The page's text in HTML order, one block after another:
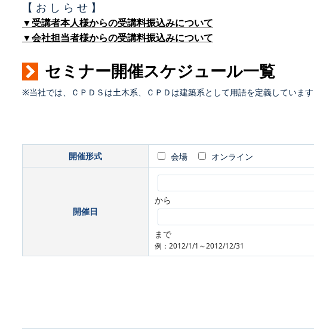
【 お し ら せ 】
▼受講者本人様からの受講料振込みについて
▼会社担当者様からの受講料振込みについて
セミナー開催スケジュール一覧
※当社では、ＣＰＤＳは土木系、ＣＰＤは建築系として用語を定義しています
開催形式 会場 オンライン
開催日
から
まで
例：2012/1/1～2012/12/31